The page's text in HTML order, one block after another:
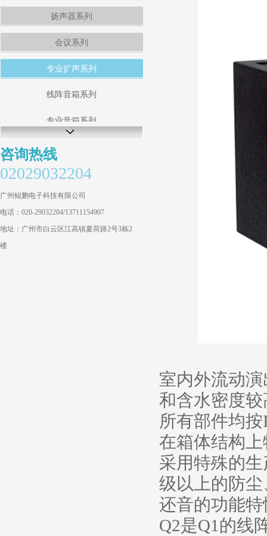
扬声器系列
会议系列
专业扩声系列
线阵音箱系列
专业音箱系列
商业会议音箱系列
KTV音箱系列
超重低音箱系列
私人影院系列
咨询热线
02029032204
广州鲲鹏电子科技有限公司
电话：020-29032204/13711154907
地址：广州市白云区江高镇夏荷路2号3栋2
楼
室内外流动
和含水密度
所有部件均
在箱体结构
采用特殊的
级以上的防
还音的功能特
Q2是Q1的线